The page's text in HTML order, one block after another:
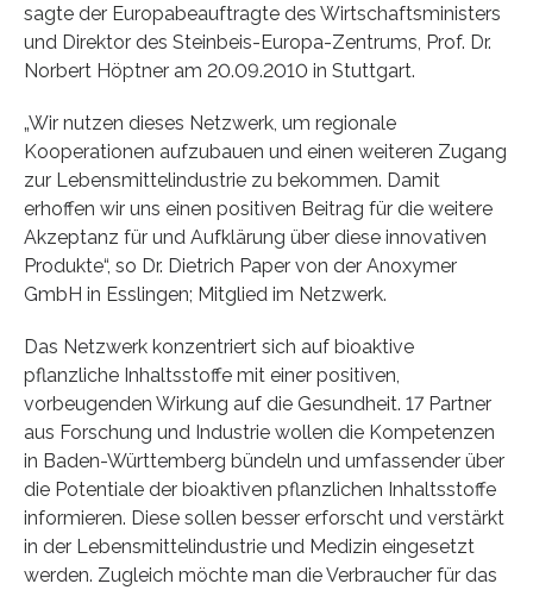
sagte der Europabeauftragte des Wirtschaftsministers
und Direktor des Steinbeis-Europa-Zentrums, Prof. Dr.
Norbert Höptner am 20.09.2010 in Stuttgart.
„Wir nutzen dieses Netzwerk, um regionale
Kooperationen aufzubauen und einen weiteren Zugang
zur Lebensmittelindustrie zu bekommen. Damit
erhoffen wir uns einen positiven Beitrag für die weitere
Akzeptanz für und Aufklärung über diese innovativen
Produkte“, so Dr. Dietrich Paper von der Anoxymer
GmbH in Esslingen; Mitglied im Netzwerk.
Das Netzwerk konzentriert sich auf bioaktive
pflanzliche Inhaltsstoffe mit einer positiven,
vorbeugenden Wirkung auf die Gesundheit. 17 Partner
aus Forschung und Industrie wollen die Kompetenzen
in Baden-Württemberg bündeln und umfassender über
die Potentiale der bioaktiven pflanzlichen Inhaltsstoffe
informieren. Diese sollen besser erforscht und verstärkt
in der Lebensmittelindustrie und Medizin eingesetzt
werden. Zugleich möchte man die Verbraucher für das